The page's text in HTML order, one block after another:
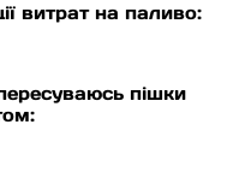
витрат на паливо:
пішки